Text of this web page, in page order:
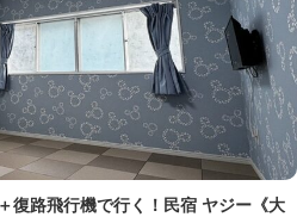
復路飛行機で行く！民宿 ヤジー《大